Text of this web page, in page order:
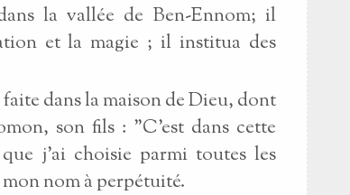
la vallée de Ben-Ennom; il
et la magie ; il institua des
dans la maison de Dieu, dont
son fils : "C'est dans cette
que j'ai choisie parmi toutes les
nom à perpétuité.